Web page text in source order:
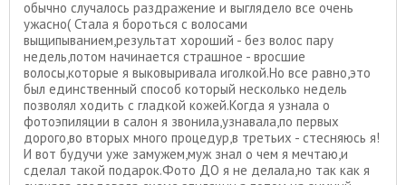
обычно случалось раздражение и выглядело все очень
ужасно( Стала я бороться с волосами
выщипыванием,результат хороший - без волос пару
недель,потом начинается страшное - вросшие
волосы,которые я выковыривала иголкой.Но все равно,это
был единственный способ который несколько недель
позволял ходить с гладкой кожей.Когда я узнала о
фотоэпиляции в салон я звонила,узнавала,по первых
дорого,во вторых много процедур,в третьих - стесняюсь я!
И вот будучи уже замужем,муж знал о чем я мечтаю,и
сделал такой подарок.Фото ДО я не делала,но так как я